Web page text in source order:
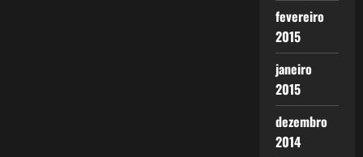
fevereiro
2015
janeiro
2015
dezembro
2014